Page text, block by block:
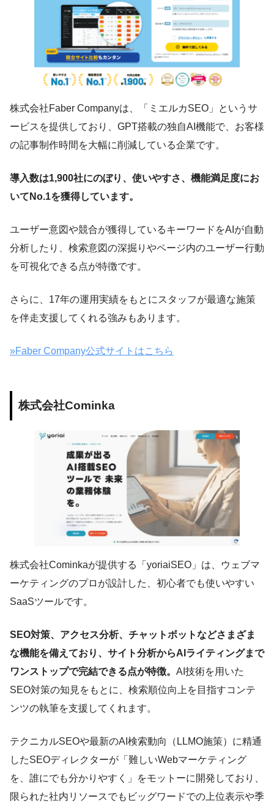
株式会社Faber Companyは、「ミエルカSEO」というサ
ービスを提供しており、GPT搭載の独自AI機能で、お客様
の記事制作時間を大幅に削減している企業です。
導入数は1,900社にのぼり、使いやすさ、機能満足度にお
いてNo.1を獲得しています。
ユーザー意図や競合が獲得しているキーワードをAIが自動
分析したり、検索意図の深掘りやページ内のユーザー行動
を可視化できる点が特徴です。
さらに、17年の運用実績をもとにスタッフが最適な施策
を伴走支援してくれる強みもあります。
»Faber Company公式サイトはこちら
株式会社Cominka
株式会社Cominkaが提供する「yoriaiSEO」は、ウェブマ
ーケティングのプロが設計した、初心者でも使いやすい
SaaSツールです。
SEO対策、アクセス分析、チャットボットなどさまざま
な機能を備えており、サイト分析からAIライティングまで
ワンストップで完結できる点が特徴。 AI技術を用いた
SEO対策の知見をもとに、検索順位向上を目指すコンテ
ンツの執筆を支援してくれます。
テクニカルSEOや最新のAI検索動向（LLMO施策）に精通
したSEOディレクターが「難しいWebマーケティング
を、誰にでも分かりやすく」をモットーに開発しており、
限られた社内リソースでもビッグワードでの上位表示や季